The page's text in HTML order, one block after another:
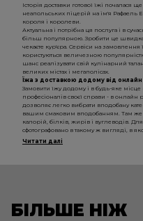
Історія доставки готової їжі почалася
неапольських піцерій на ім'я Рафаель
короля і королеви.
Актуальна і потрібна ця послуга і в
більш популярною. Зробити це швидко
чекаєте кур'єра. Сервіси на замовлення
користуються величезною
шанс реалізувати свій кулінарний
великих містах і мегаполісах.
Їжа з доставкою додому від
Замовити їжу додому і в будь-яке
професіоналів своєї справи - в онлайн
дозволяє легко вибрати вподобану
вашим смаковим вподобанням. Там же
калорій, білків, жирів і вуглеводів.
сфотографовано в такому ж вигляді, в
Читати далі
БІЛЬШЕ НІЖ